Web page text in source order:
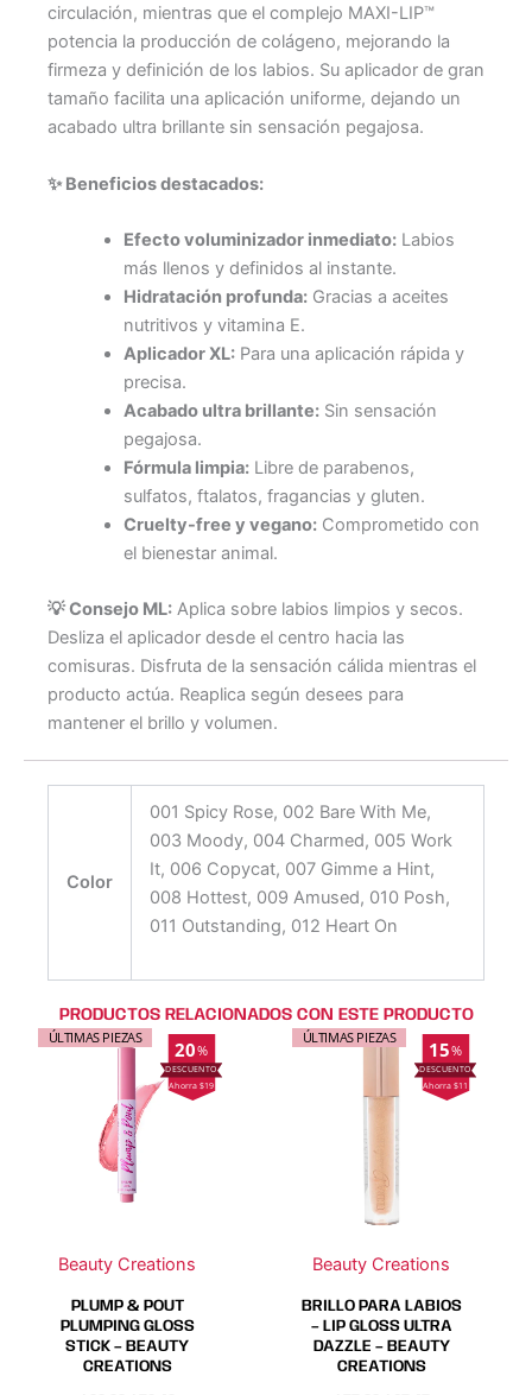
circulación, mientras que el complejo MAXI-LIP™
potencia la producción de colágeno, mejorando la
firmeza y definición de los labios. Su aplicador de gran
tamaño facilita una aplicación uniforme, dejando un
acabado ultra brillante sin sensación pegajosa.
✨ Beneficios destacados:
Efecto voluminizador inmediato:Labios
más llenos y definidos al instante.
Hidratación profunda:Gracias a aceites
nutritivos y vitamina E.
Aplicador XL:Para una aplicación rápida y
precisa.
Acabado ultra brillante:Sin sensación
pegajosa.
Fórmula limpia:Libre de parabenos,
sulfatos, ftalatos, fragancias y gluten.
Cruelty-free y vegano:Comprometido con
el bienestar animal.
💡 Consejo ML: Aplica sobre labios limpios y secos.
Desliza el aplicador desde el centro hacia las
comisuras. Disfruta de la sensación cálida mientras el
producto actúa. Reaplica según desees para
mantener el brillo y volumen.
Color
001 Spicy Rose, 002 Bare With Me,
003 Moody, 004 Charmed, 005 Work
It, 006 Copycat, 007 Gimme a Hint,
008 Hottest, 009 Amused, 010 Posh,
011 Outstanding, 012 Heart On
PRODUCTOS RELACIONADOS CON ESTE PRODUCTO
%
20
Ahorra $19
ÚLTIMAS PIEZAS
Beauty Creations
Este
producto
tiene
múltiples
variantes.
Las
opciones
pueden
elegir
en
la
PLUMP & POUT
PLUMPING GLOSS
STICK – BEAUTY
CREATIONS
Este
producto
tiene
pueden
elegir
en
la
%
15
Ahorra $11
ÚLTIMAS PIEZAS
Beauty Creations
Este
producto
tiene
variantes.
Las
opciones
pueden
elegir
en
la
BRILLO PARA LABIOS
– LIP GLOSS ULTRA
DAZZLE – BEAUTY
CREATIONS
Este
producto
tiene
pueden
elegir
en
la